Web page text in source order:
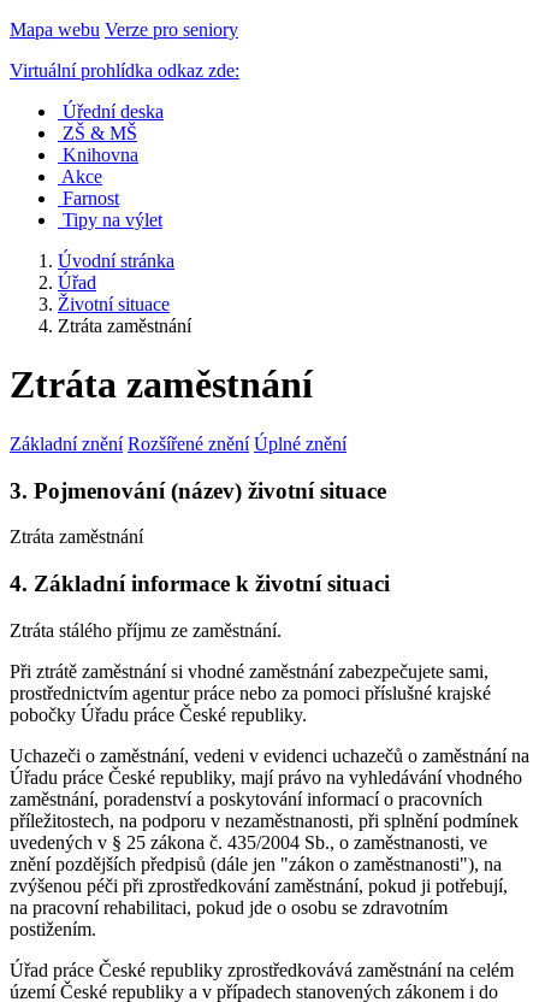
Mapa webu Verze pro seniory
Virtuální prohlídka odkaz zde:
Úřední deska
ZŠ & MŠ
Knihovna
Akce
Farnost
Tipy na výlet
Úvodní stránka
Úřad
Životní situace
Ztráta zaměstnání
Ztráta zaměstnání
Základní znění Rozšířené znění Úplné znění
3. Pojmenování (název) životní situace
Ztráta zaměstnání
4. Základní informace k životní situaci
Ztráta stálého příjmu ze zaměstnání.
Při ztrátě zaměstnání si vhodné zaměstnání zabezpečujete sami,
prostřednictvím agentur práce nebo za pomoci příslušné krajské
pobočky Úřadu práce České republiky.
Uchazeči o zaměstnání, vedeni v evidenci uchazečů o zaměstnání na
Úřadu práce České republiky, mají právo na vyhledávání vhodného
zaměstnání, poradenství a poskytování informací o pracovních
příležitostech, na podporu v nezaměstnanosti, při splnění podmínek
uvedených v § 25 zákona č. 435/2004 Sb., o zaměstnanosti, ve
znění pozdějších předpisů (dále jen "zákon o zaměstnanosti"), na
zvýšenou péči při zprostředkování zaměstnání, pokud ji potřebují,
na pracovní rehabilitaci, pokud jde o osobu se zdravotním
postižením.
Úřad práce České republiky zprostředkovává zaměstnání na celém
území České republiky a v případech stanovených zákonem i do